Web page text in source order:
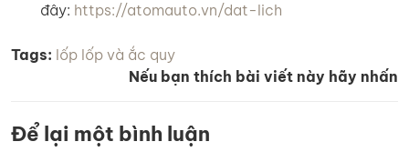
đây: https://atomauto.vn/dat-lich
Tags: lốp lốp và ắc quy
Nếu bạn thích bài viết này hãy nhấn
Để lại một bình luận